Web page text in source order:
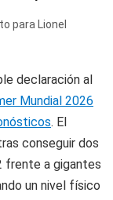
para Lionel
declaración al
Mundial 2026
. El
conseguir dos
frente a gigantes
un nivel físico